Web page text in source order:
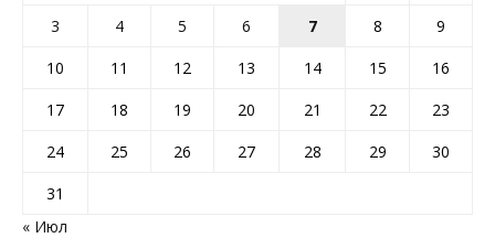
3 4 5 6 7 8
9
10
11 12 13 14 15
16
17
18 19 20 21 22
23
24
25 26 27 28 29
30
31
« Июл